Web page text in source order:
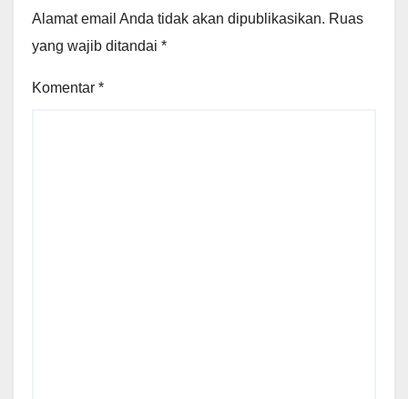
Alamat email Anda tidak akan dipublikasikan. Ruas
yang wajib ditandai *
Komentar *